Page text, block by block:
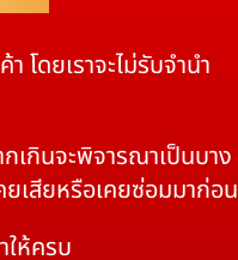
โดยเราจะไม่รับจำนำ
เกินจะพิจารณาเป็นบาง
เสียหรือเคยซ่อมมาก่อน
ห้ครบ